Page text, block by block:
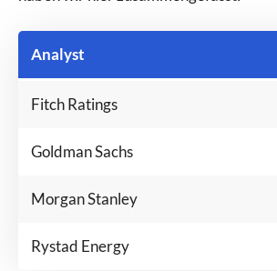
Analyst
Fitch Ratings
Goldman Sachs
Morgan Stanley
Rystad Energy